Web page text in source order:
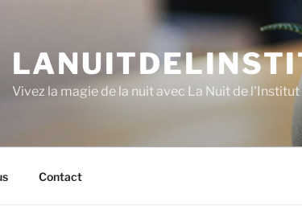
Vivez la magie de la nuit avec La Nuit de l'Institut
Contact